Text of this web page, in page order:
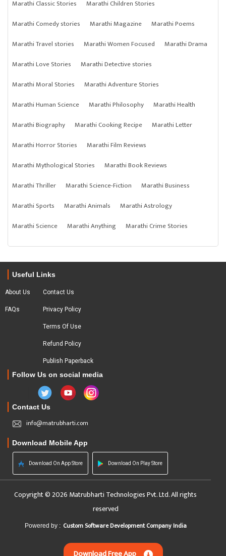
Marathi Classic Stories
Marathi Children Stories
Marathi Comedy stories
Marathi Magazine
Marathi Poems
Marathi Travel stories
Marathi Women Focused
Marathi Drama
Marathi Love Stories
Marathi Detective stories
Marathi Moral Stories
Marathi Adventure Stories
Marathi Human Science
Marathi Philosophy
Marathi Health
Marathi Biography
Marathi Cooking Recipe
Marathi Letter
Marathi Horror Stories
Marathi Film Reviews
Marathi Mythological Stories
Marathi Book Reviews
Marathi Thriller
Marathi Science-Fiction
Marathi Business
Marathi Sports
Marathi Animals
Marathi Astrology
Marathi Science
Marathi Anything Marathi Crime Stories
Useful Links
About Us
FAQs
Contact Us
Privacy Policy
Terms Of Use
Refund Policy
Publish Paperback
Follow Us on social media
Contact Us
info@matrubharti.com
Download Mobile App
Download On App Store Download On Play Store
Copyright © 2026 Matrubharti Technologies Pvt. Ltd. All rights
reserved
Powered by : Custom Software Development Company India